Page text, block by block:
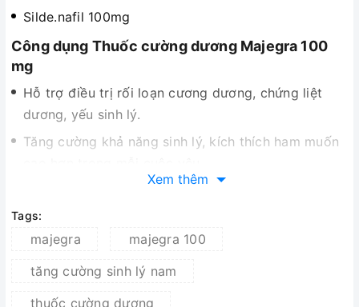
Silde.nafil 100mg
Công dụng Thuốc cường dương Majegra 100
mg
Hỗ trợ điều trị rối loạn cương dương, chứng liệt
dương, yếu sinh lý.
Tăng cường khả năng sinh lý, kích thích ham muốn
Kích thích, tăng cường khả năng cương cứng
dương vật.
Kích thích tăng cường lưu thông máu đến dương
trong khi quan hệ.
Xem thêm
Tags:
majegra
majegra 100
tăng cường sinh lý nam
thuốc cường dương